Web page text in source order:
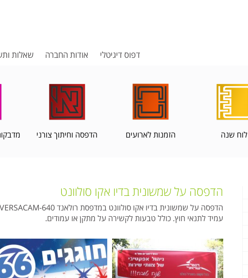
דפוס דיגיטלי אודות החברה שאלות
לוח שנה הזמנות לארועים הדפסה וחיתוך צורני
הדפסה על שמשונית בדיו אקו סולוונט
הדפסה על שמשונית בדיו אקו סולוונט במדפסת רולאנד VERSACAM-640
עמיד לתנאי חוץ. כולל טבעות לקשירה על מתקן או עמודים.